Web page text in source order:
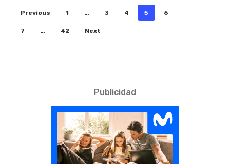
Previous 1 … 3 4 5 6
7 … 42 Next
Publicidad